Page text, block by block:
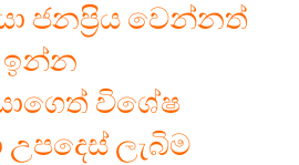
ජනප්‍රිය වෙන්නත්
ඉන්න
විශේෂ
ලැබිම